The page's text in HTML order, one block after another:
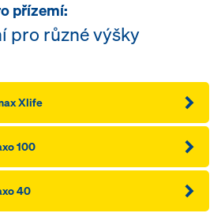
přízemí:
pro různé výšky
Xlife
100
40